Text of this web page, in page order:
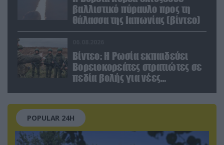
βαλλιστικό πύραυλο προς τη
θάλασσα της Ιαπωνίας (βίντεο)
Βίντεο: Η Ρωσία εκπαιδεύει
Βορειοκορεάτες στρατιώτες σε
πεδία βολής για νέες
POPULAR 24H